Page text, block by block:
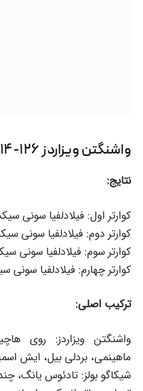
واشنگتن ویزاردز ۱۲۶-۱۱۴ شیکاگو بولز
نتایج:
کوارتر اول: فیلادلفیا سونی سیکسرز ۳۶-۲۶
کوارتر دوم: فیلادلفیا سونی سیکسرز ۳۳-۳۶
کوارتر سوم: فیلادلفیا سونی سیکسرز ۳۱-۲۰
کوارتر چهارم: فیلادلفیا سونی سیکسرز ۲۶-۳۲
ترکیب اصلی:
واشنگتن ویزاردز: روی
ماهینمی، بردلی بیل، ایش
شیکاگو بولز: تادئوس یانگ،